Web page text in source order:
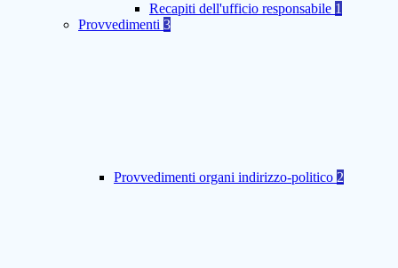
Recapiti dell'ufficio responsabile 1
Provvedimenti 3
Provvedimenti organi indirizzo-politico 2